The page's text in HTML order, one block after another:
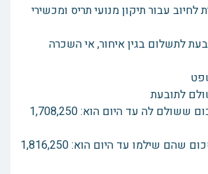
עבור תיקון מנועי תריס ומכשירי
לתשלום בגין איחור, אי השכרה
לתובעת
לטענת התובעת הסכום ששולם לה עד היום הוא: 1,708,250
לטענת הנתבעים הסכום שהם שילמו עד היום הוא: 1,816,250